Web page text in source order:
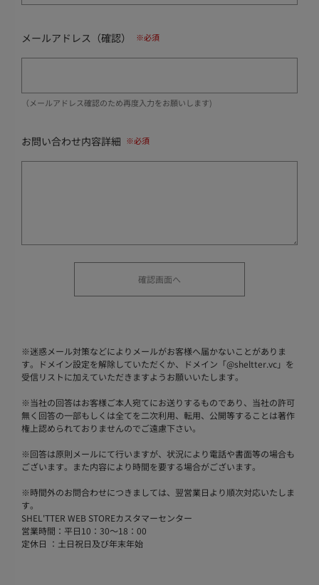
メールアドレス（確認）
（メールアドレス確認のため再度入力をお願いします)
お問い合わせ内容詳細
※迷惑メール対策などによりメールがお客様へ届かないことがありま
す。ドメイン設定を解除していただくか、ドメイン「@sheltter.vc」を
受信リストに加えていただきますようお願いいたします。
※当社の回答はお客様ご本人宛てにお送りするものであり、当社の許可
無く回答の一部もしくは全てを二次利用、転用、公開等することは著作
権上認められておりませんのでご遠慮下さい。
※回答は原則メールにて行いますが、状況により電話や書面等の場合も
ございます。また内容により時間を要する場合がございます。
※時間外のお問合わせにつきましては、翌営業日より順次対応いたしま
す。
SHEL'TTER WEB STOREカスタマーセンター
営業時間：平日10：30～18：00
定休日 ：土日祝日及び年末年始